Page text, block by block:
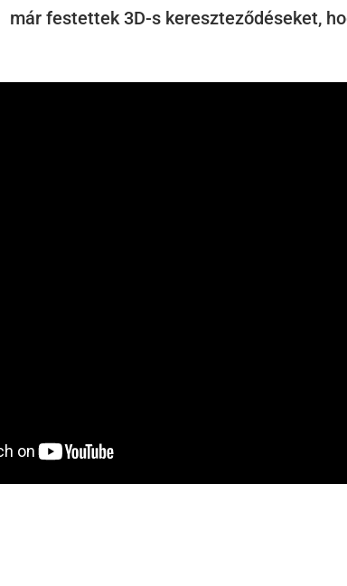
már festettek 3D-s kereszteződéseket,